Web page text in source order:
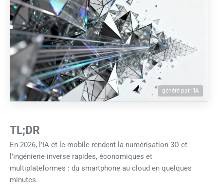
généré par l'IA
TL;DR
En 2026, l'IA et le mobile rendent la numérisation 3D et
l'ingénierie inverse rapides, économiques et
multiplateformes : du smartphone au cloud en quelques
minutes.